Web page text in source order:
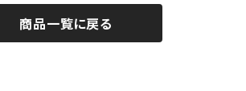
商品一覧に戻る